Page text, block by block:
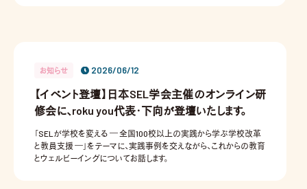
お知らせ 2026/06/12
【イベント登壇】日本SEL学会主催のオンライン研
修会に、roku you代表・下向が登壇いたします。
「SELが学校を変える ― 全国100校以上の実践から学ぶ学校改革
と教員支援 ―」をテーマに、実践事例を交えながら、これからの教育
とウェルビーイングについてお話します。